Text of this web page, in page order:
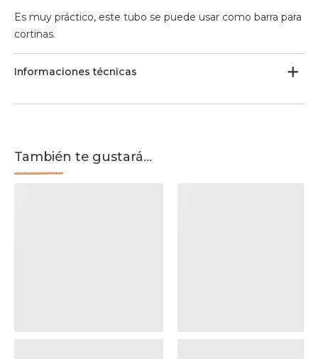
Es muy práctico, este tubo se puede usar como barra para
cortinas.
Informaciones técnicas
También te gustará...